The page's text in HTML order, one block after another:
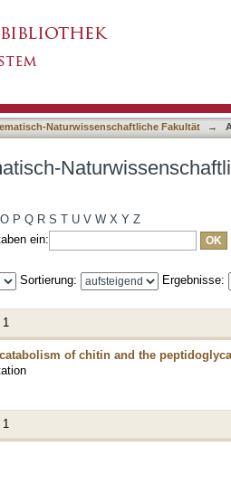
Naturwissenschaftliche Fakultät →
O P Q R S T U V W X Y Z
ein:
Sortierung: Ergebnisse:
of chitin and the